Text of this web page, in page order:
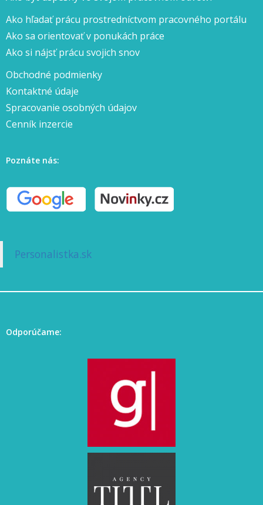
Ako hľadať prácu prostredníctvom pracovného portálu
Ako sa orientovať v ponukách práce
Ako si nájsť prácu svojich snov
Obchodné podmienky
Kontaktné údaje
Spracovanie osobných údajov
Cenník inzercie
Poznáte nás:
Personalistka.sk
Odporúčame: